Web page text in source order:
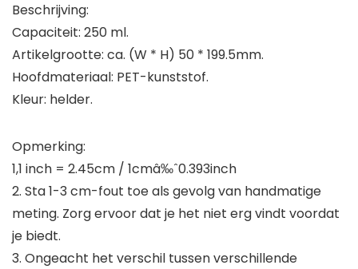
Beschrijving:
Capaciteit: 250 ml.
Artikelgrootte: ca. (W * H) 50 * 199.5mm.
Hoofdmateriaal: PET-kunststof.
Kleur: helder.
Opmerking:
1,1 inch = 2.45cm / 1cmâ‰ˆ0.393inch
2. Sta 1-3 cm-fout toe als gevolg van handmatige
meting. Zorg ervoor dat je het niet erg vindt voordat
je biedt.
3. Ongeacht het verschil tussen verschillende